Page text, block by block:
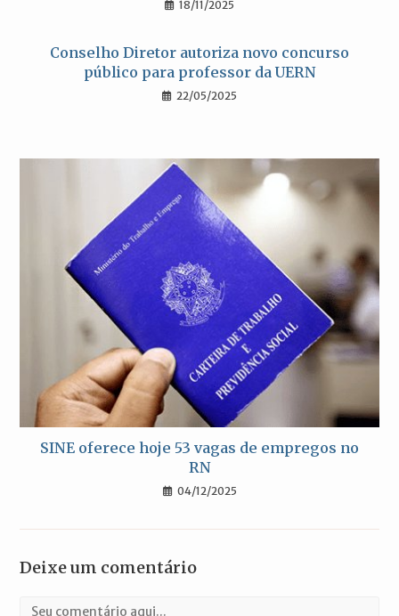
18/11/2025
Conselho Diretor autoriza novo concurso
público para professor da UERN
22/05/2025
SINE oferece hoje 53 vagas de empregos no
RN
04/12/2025
Deixe um comentário
Comentário